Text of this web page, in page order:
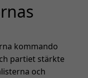
kommando
partiet stärkte
och